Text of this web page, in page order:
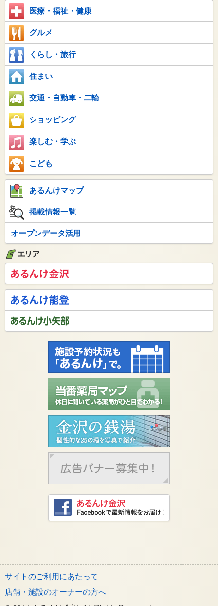
医療・福祉・健康
グルメ
くらし・旅行
住まい
交通・自動車・二輪
ショッピング
楽しむ・学ぶ
こども
あるんけマップ
掲載情報一覧
オープンデータ活用
サイトのご利用にあたって
店舗・施設のオーナーの方へ